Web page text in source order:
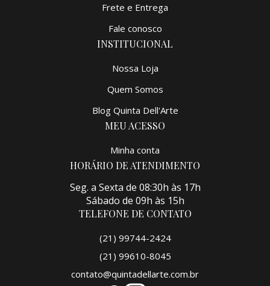
Frete e Entrega
Fale conosco
INSTITUCIONAL
Nossa Loja
Quem Somos
Blog Quinta Dell'Arte
MEU ACESSO
Minha conta
HORÁRIO DE ATENDIMENTO
Seg. a Sexta de 08:30h às 17h
Sábado de 09h às 15h
TELEFONE DE CONTATO
(21) 99744-2424
(21) 99610-8045
contato@quintadellarte.com.br